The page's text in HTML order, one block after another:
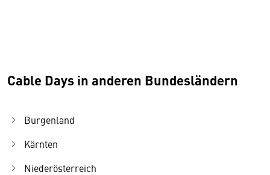
Cable Days in anderen Bundesländern
Burgenland
Kärnten
Niederösterreich